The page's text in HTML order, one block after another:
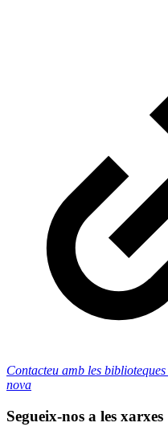
Contacteu amb les biblioteques
nova
Segueix-nos a les xarxes